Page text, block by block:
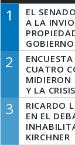
1
EL
A LA
LA LEY
2
CUATRO
MIDIERON
Y LA
3
RICARDO
EN EL
KIRCHNER